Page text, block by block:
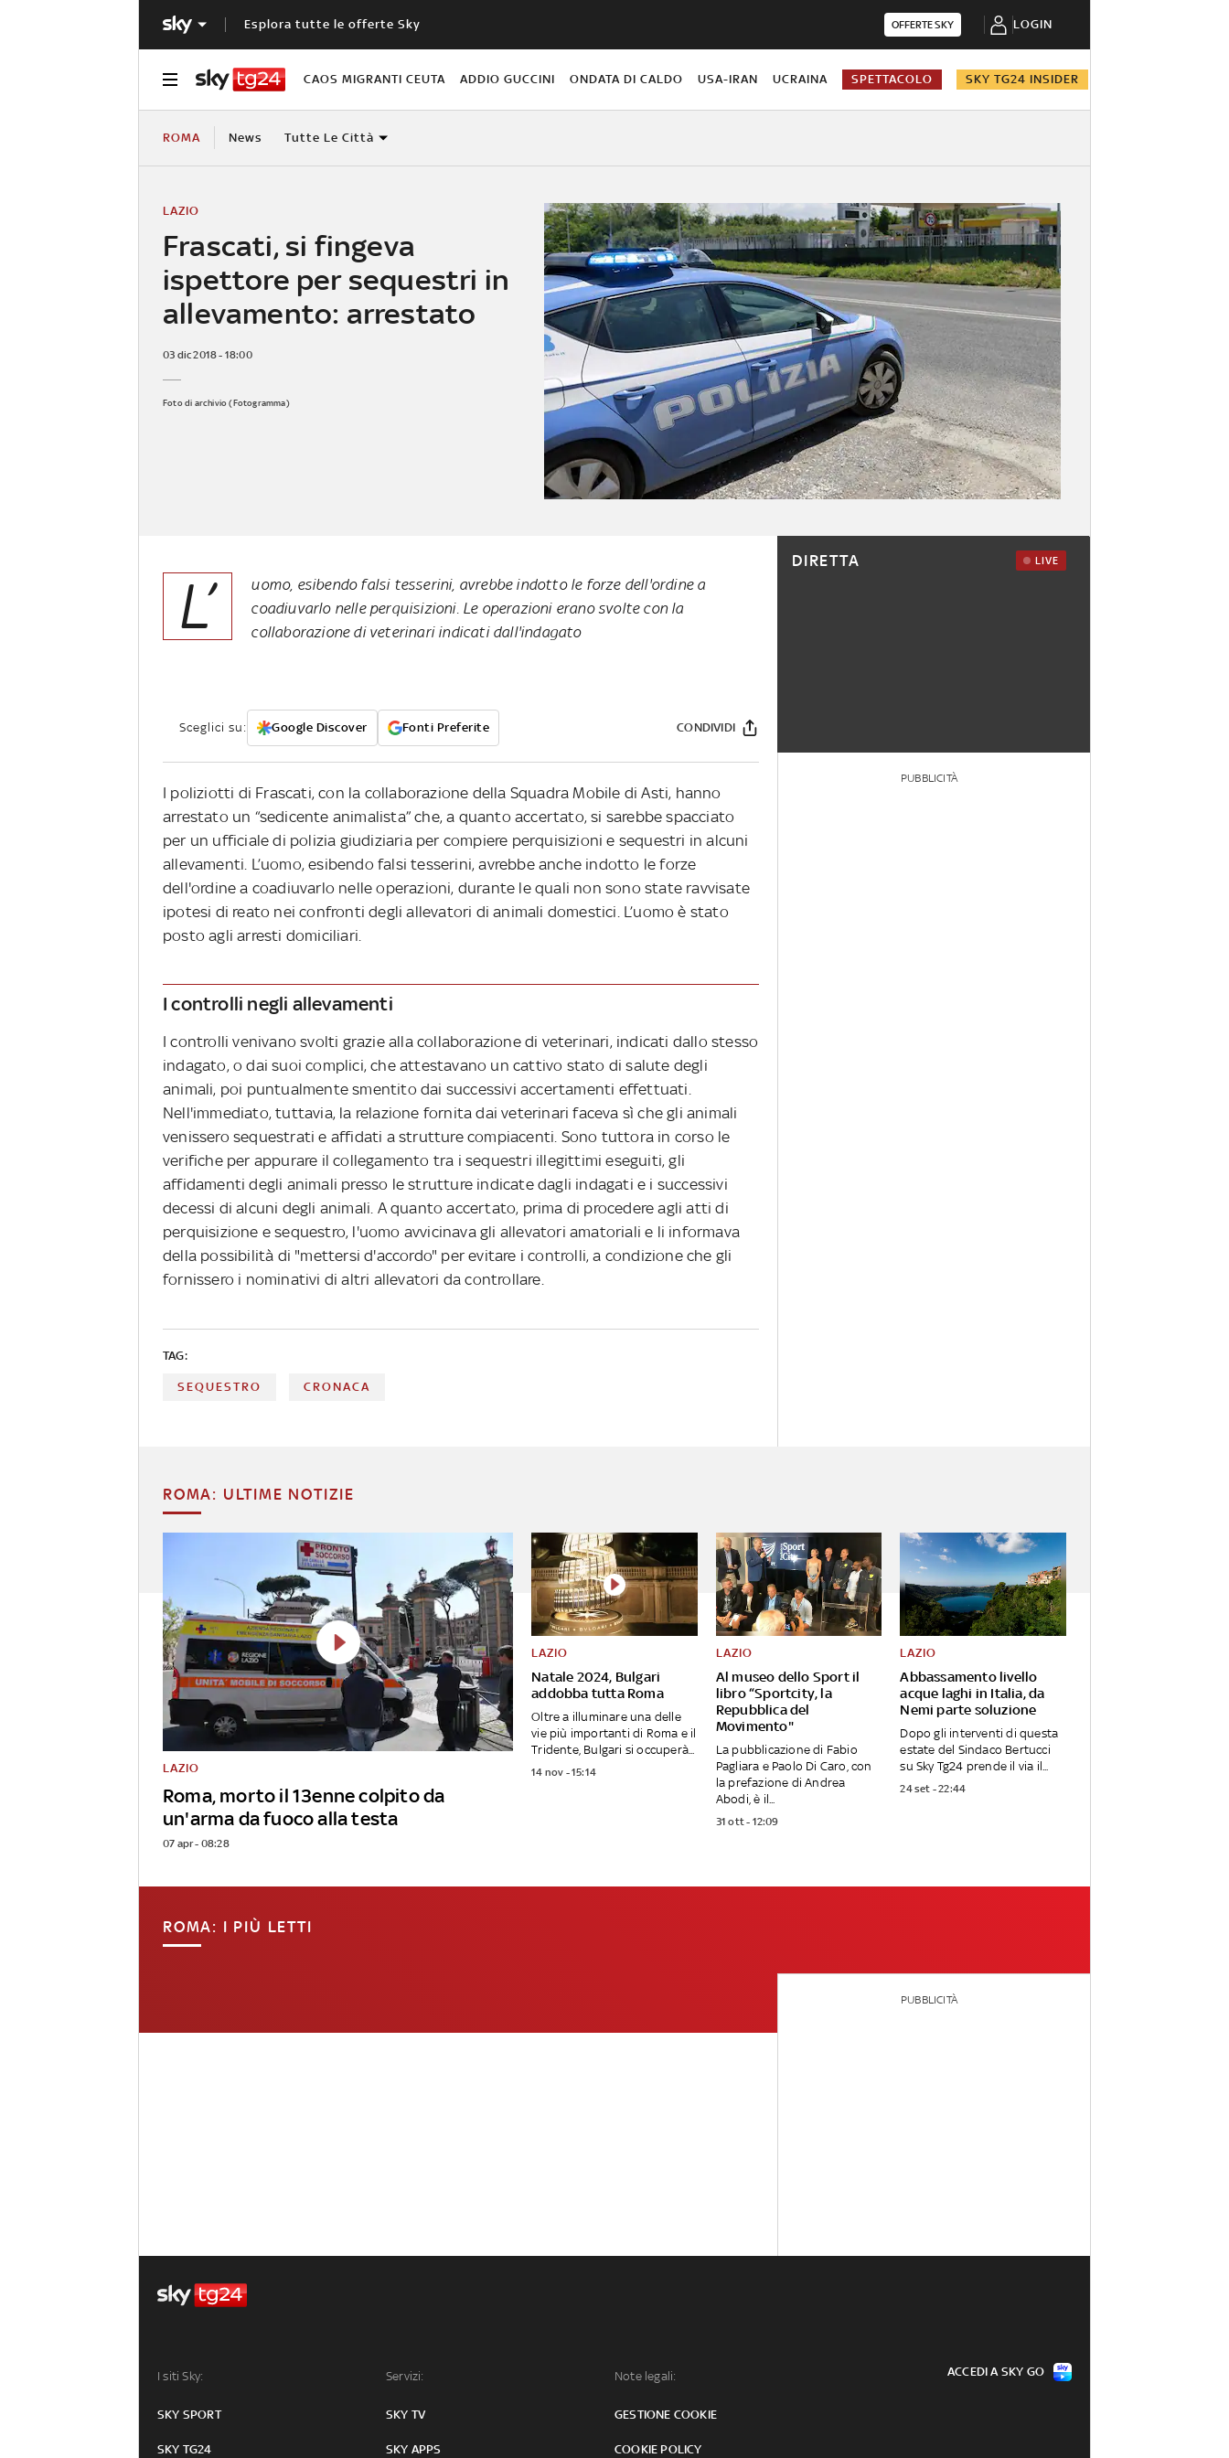
Esplora tutte le offerte Sky OFFERTE SKY LOGIN
CAOS MIGRANTI CEUTA ADDIO GUCCINI ONDATA DI CALDO USA-IRAN UCRAINA SPETTACOLO SKY TG24 INSIDER
ROMA News Tutte Le Città
Frascati, si fingeva
ispettore per sequestri in
allevamento: arrestato
LAZIO
03 dic 2018 - 18:00
Foto di archivio (Fotogramma)
L’
uomo, esibendo falsi tesserini, avrebbe indotto le forze dell'ordine a
coadiuvarlo nelle perquisizioni. Le operazioni erano svolte con la
collaborazione di veterinari indicati dall'indagato
Sceglici su: Google Discover Fonti Preferite CONDIVIDI
I poliziotti di Frascati, con la collaborazione della Squadra Mobile di Asti, hanno
arrestato un “sedicente animalista” che, a quanto accertato, si sarebbe spacciato
per un ufficiale di polizia giudiziaria per compiere perquisizioni e sequestri in alcuni
allevamenti. L’uomo, esibendo falsi tesserini, avrebbe anche indotto le forze
dell'ordine a coadiuvarlo nelle operazioni, durante le quali non sono state ravvisate
ipotesi di reato nei confronti degli allevatori di animali domestici. L’uomo è stato
posto agli arresti domiciliari.
I controlli negli allevamenti
I controlli venivano svolti grazie alla collaborazione di veterinari, indicati dallo stesso
indagato, o dai suoi complici, che attestavano un cattivo stato di salute degli
animali, poi puntualmente smentito dai successivi accertamenti effettuati.
Nell'immediato, tuttavia, la relazione fornita dai veterinari faceva sì che gli animali
venissero sequestrati e affidati a strutture compiacenti. Sono tuttora in corso le
verifiche per appurare il collegamento tra i sequestri illegittimi eseguiti, gli
affidamenti degli animali presso le strutture indicate dagli indagati e i successivi
decessi di alcuni degli animali. A quanto accertato, prima di procedere agli atti di
perquisizione e sequestro, l'uomo avvicinava gli allevatori amatoriali e li informava
della possibilità di "mettersi d'accordo" per evitare i controlli, a condizione che gli
fornissero i nominativi di altri allevatori da controllare.
TAG:
SEQUESTRO CRONACA
DIRETTA LIVE
PUBBLICITÀ
ROMA: ULTIME NOTIZIE
Roma, morto il 13enne colpito da
un'arma da fuoco alla testa
LAZIO
07 apr - 08:28
Natale 2024, Bulgari
addobba tutta Roma
LAZIO
Oltre a illuminare una delle
vie più importanti di Roma e il
Tridente, Bulgari si occuperà...
14 nov - 15:14
Al museo dello Sport il
libro “Sportcity, la
Repubblica del
Movimento"
LAZIO
La pubblicazione di Fabio
Pagliara e Paolo Di Caro, con
la prefazione di Andrea
Abodi, è il...
31 ott - 12:09
Abbassamento livello
acque laghi in Italia, da
Nemi parte soluzione
LAZIO
Dopo gli interventi di questa
estate del Sindaco Bertucci
su Sky Tg24 prende il via il...
24 set - 22:44
ROMA: I PIÙ LETTI
PUBBLICITÀ
I siti Sky:
SKY SPORT
SKY TG24
Servizi:
SKY TV
SKY APPS
Note legali:
GESTIONE COOKIE
COOKIE POLICY
ACCEDI A SKY GO